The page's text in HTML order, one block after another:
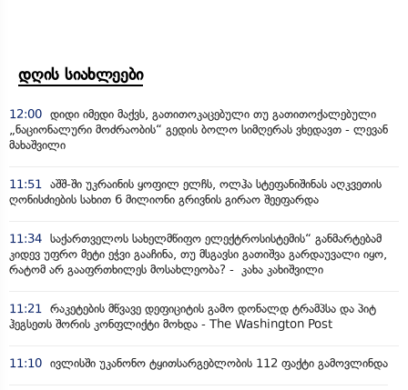
დღის სიახლეები
12:00 დიდი იმედი მაქვს, გათითოკაცებული თუ გათითოქალებული
„ნაციონალური მოძრაობის“ გედის ბოლო სიმღერას ვხედავთ - ლევან
მახაშვილი
11:51 აშშ-ში უკრაინის ყოფილ ელჩს, ოლჰა სტეფანიშინას აღკვეთის
ღონისძიების სახით 6 მილიონი გრივნის გირაო შეეფარდა
11:34 საქართველოს სახელმწიფო ელექტროსისტემის“ განმარტებამ
კიდევ უფრო მეტი ეჭვი გააჩინა, თუ მსგავსი გათიშვა გარდაუვალი იყო,
რატომ არ გააფრთხილეს მოსახლეობა? - კახა კახიშვილი
11:21 რაკეტების მწვავე დეფიციტის გამო დონალდ ტრამპსა და პიტ
ჰეგსეთს შორის კონფლიქტი მოხდა - The Washington Post
11:10 ივლისში უკანონო ტყითსარგებლობის 112 ფაქტი გამოვლინდა